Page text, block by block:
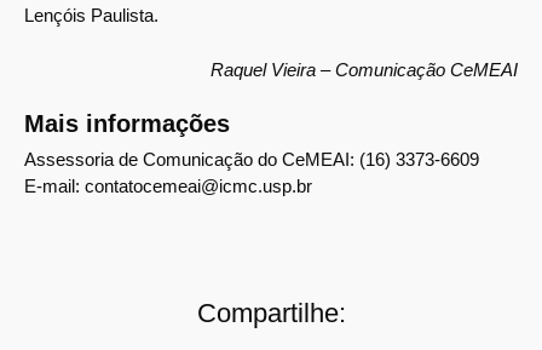
Lençóis Paulista.
Raquel Vieira – Comunicação CeMEAI
Mais informações
Assessoria de Comunicação do CeMEAI: (16) 3373-6609
E-mail: contatocemeai@icmc.usp.br
Compartilhe: